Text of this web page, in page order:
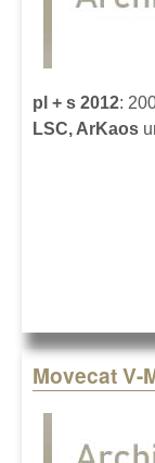
pl + s 2012:
LSC, ArKaos
Movecat V-